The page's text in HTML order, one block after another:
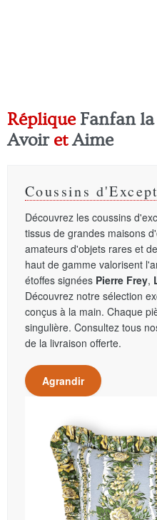
Réplique Fanfan
AvoiretAime
Coussins
Découvrez les coussins
tissus de grandes maisons
amateurs d'objets rares et
haut de gamme valorisent
étoffes signées Pierre Frey,
Découvrez notre sélection
conçus à la main. Chaque
singulière. Consultez tous
de la livraison offerte.
Agrandir